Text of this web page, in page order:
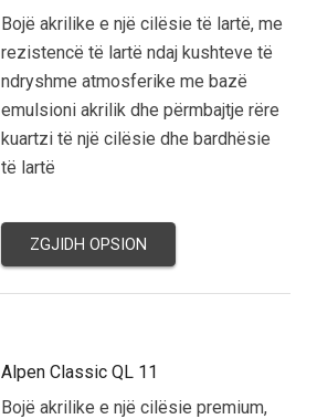
Bojë akrilike e një cilësie të lartë, me
rezistencë të lartë ndaj kushteve të
ndryshme atmosferike me bazë
emulsioni akrilik dhe përmbajtje rëre
kuartzi të një cilësie dhe bardhësie
të lartë
ZGJIDH OPSION
Alpen Classic QL 11
Bojë akrilike e një cilësie premium,